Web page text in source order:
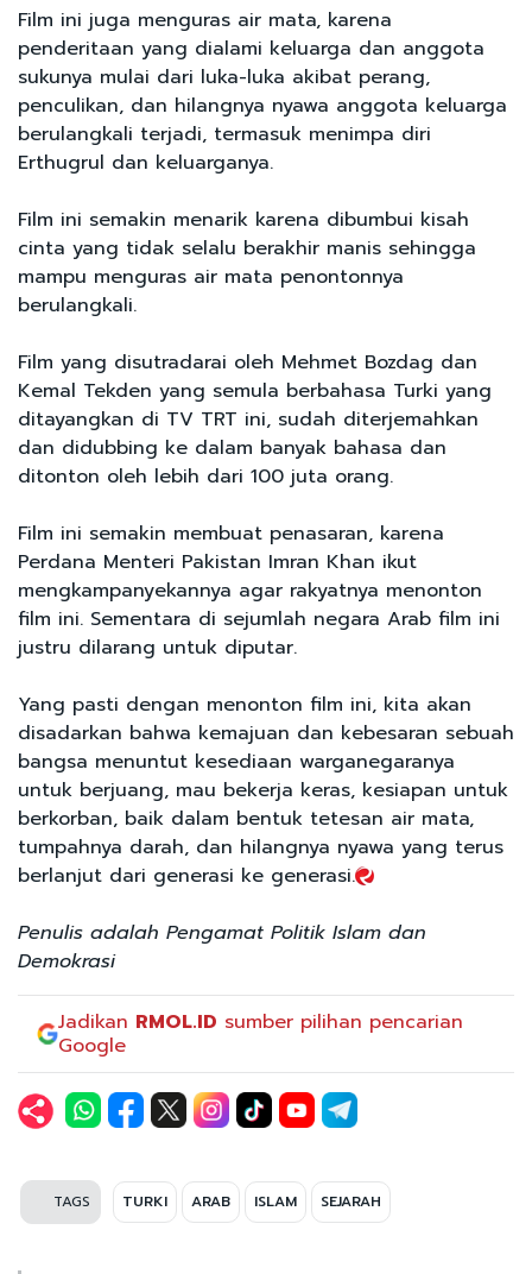
Film ini juga menguras air mata, karena
penderitaan yang dialami keluarga dan anggota
sukunya mulai dari luka-luka akibat perang,
penculikan, dan hilangnya nyawa anggota keluarga
berulangkali terjadi, termasuk menimpa diri
Erthugrul dan keluarganya.
Film ini semakin menarik karena dibumbui kisah
cinta yang tidak selalu berakhir manis sehingga
mampu menguras air mata penontonnya
berulangkali.
Film yang disutradarai oleh Mehmet Bozdag dan
Kemal Tekden yang semula berbahasa Turki yang
ditayangkan di TV TRT ini, sudah diterjemahkan
dan didubbing ke dalam banyak bahasa dan
ditonton oleh lebih dari 100 juta orang.
Film ini semakin membuat penasaran, karena
Perdana Menteri Pakistan Imran Khan ikut
mengkampanyekannya agar rakyatnya menonton
film ini. Sementara di sejumlah negara Arab film ini
justru dilarang untuk diputar.
Yang pasti dengan menonton film ini, kita akan
disadarkan bahwa kemajuan dan kebesaran sebuah
bangsa menuntut kesediaan warganegaranya
untuk berjuang, mau bekerja keras, kesiapan untuk
berkorban, baik dalam bentuk tetesan air mata,
tumpahnya darah, dan hilangnya nyawa yang terus
berlanjut dari generasi ke generasi.
Penulis adalah Pengamat Politik Islam dan
Demokrasi
Jadikan RMOL.ID sumber pilihan pencarian
Google
TAGS TURKI ARAB ISLAM SEJARAH